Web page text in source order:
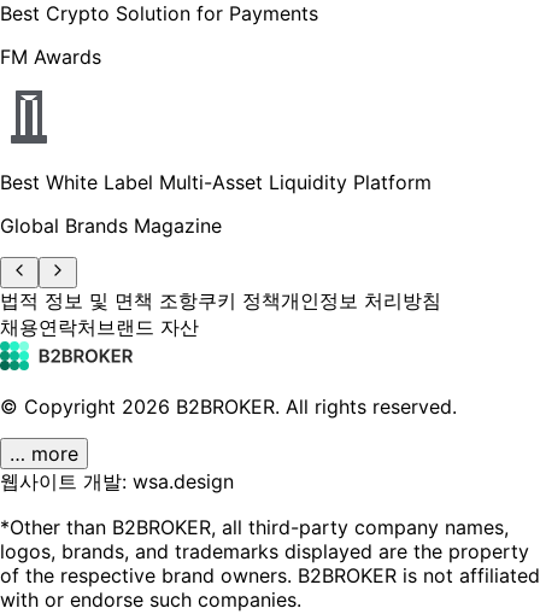
Best Crypto Solution for Payments
FM Awards
Best White Label Multi-Asset Liquidity Platform
Global Brands Magazine
법적 정보 및 면책 조항쿠키 정책개인정보 처리방침
채용연락처브랜드 자산
© Copyright 2026 B2BROKER. All rights reserved.
… more
웹사이트 개발: wsa.design
*Other than B2BROKER, all third-party company names,
logos, brands, and trademarks displayed are the property
of the respective brand owners. B2BROKER is not affiliated
with or endorse such companies.